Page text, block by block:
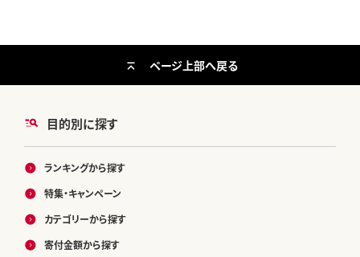
目的別に探す
ランキングから探す
特集・キャンペーン
カテゴリーから探す
寄付金額から探す
ページ上部へ戻る